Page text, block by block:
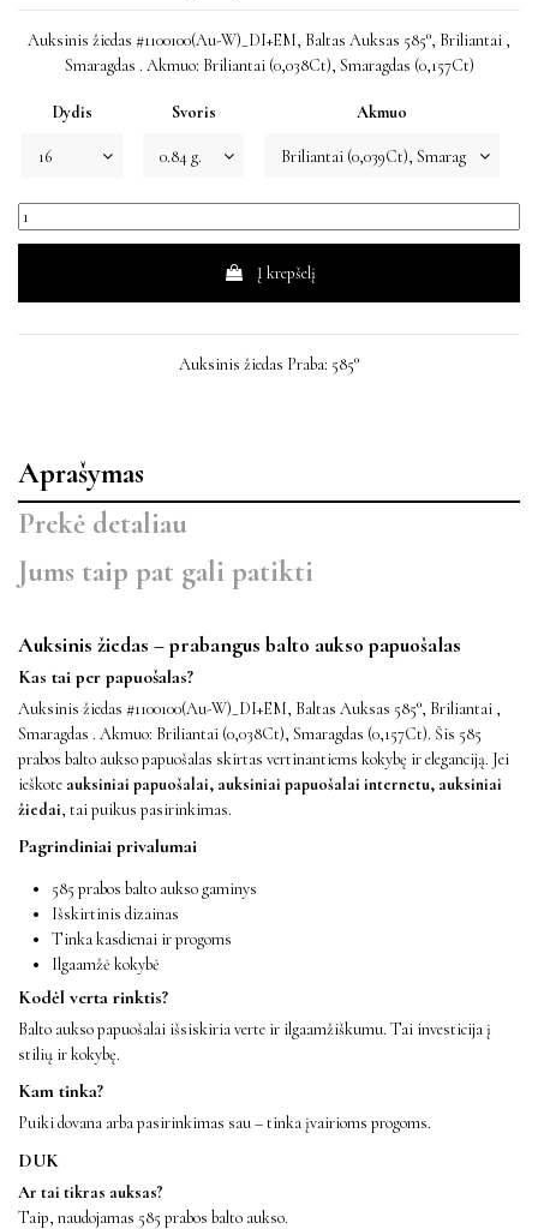
Auksinis žiedas #1100100(Au-W)_DI+EM, Baltas Auksas 585°, Briliantai ,
Smaragdas . Akmuo: Briliantai (0,038Ct), Smaragdas (0,157Ct)
Dydis Svoris Akmuo
Į krepšelį
Auksinis žiedas Praba: 585°
Aprašymas
Prekė detaliau
Jums taip pat gali patikti
Auksinis žiedas – prabangus balto aukso papuošalas
Kas tai per papuošalas?
Auksinis žiedas #1100100(Au-W)_DI+EM, Baltas Auksas 585°, Briliantai ,
Smaragdas . Akmuo: Briliantai (0,038Ct), Smaragdas (0,157Ct). Šis 585
prabos balto aukso papuošalas skirtas vertinantiems kokybę ir eleganciją. Jei
ieškote auksiniai papuošalai, auksiniai papuošalai internetu, auksiniai
žiedai, tai puikus pasirinkimas.
Pagrindiniai privalumai
585 prabos balto aukso gaminys
Išskirtinis dizainas
Tinka kasdienai ir progoms
Ilgaamžė kokybė
Kodėl verta rinktis?
Balto aukso papuošalai išsiskiria verte ir ilgaamžiškumu. Tai investicija į
stilių ir kokybę.
Kam tinka?
Puiki dovana arba pasirinkimas sau – tinka įvairioms progoms.
DUK
Ar tai tikras auksas?
Taip, naudojamas 585 prabos balto aukso.